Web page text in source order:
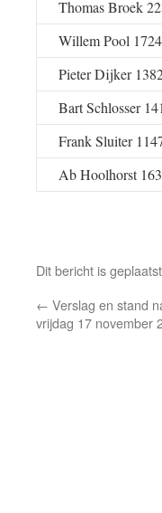
Thomas Broek
Willem Pool 1724
Pieter Dijker
Bart Schlosser
Frank Sluiter
Ab Hoolhorst
Dit bericht is
← Verslag en stand
vrijdag 17 november